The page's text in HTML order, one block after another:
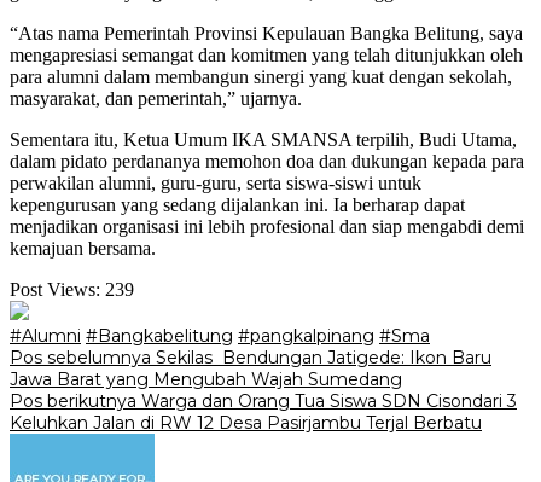
“Atas nama Pemerintah Provinsi Kepulauan Bangka Belitung, saya
mengapresiasi semangat dan komitmen yang telah ditunjukkan oleh
para alumni dalam membangun sinergi yang kuat dengan sekolah,
masyarakat, dan pemerintah,” ujarnya.
Sementara itu, Ketua Umum IKA SMANSA terpilih, Budi Utama,
dalam pidato perdananya memohon doa dan dukungan kepada para
perwakilan alumni, guru-guru, serta siswa-siswi untuk
kepengurusan yang sedang dijalankan ini. Ia berharap dapat
menjadikan organisasi ini lebih profesional dan siap mengabdi demi
kemajuan bersama.
Post Views: 239
#Alumni #Bangkabelitung #pangkalpinang #Sma
Navigasi
pos
Pos sebelumnya ‎Sekilas Bendungan Jatigede: Ikon Baru
Jawa Barat yang Mengubah Wajah Sumedang
Pos berikutnya Warga dan Orang Tua Siswa SDN Cisondari 3
Keluhkan Jalan di RW 12 Desa Pasirjambu Terjal Berbatu